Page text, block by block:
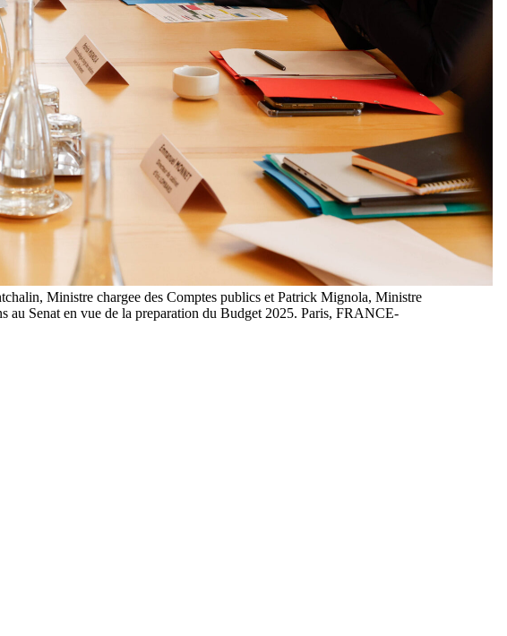
Ministre chargee des Comptes publics et Patrick Mignola, Ministre
au Senat en vue de la preparation du Budget 2025. Paris, FRANCE-